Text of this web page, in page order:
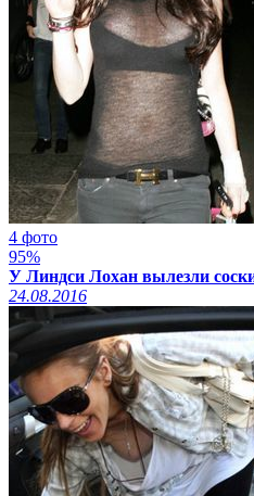
4 фото
95%
У Линдси Лохан вылезли
24.08.2016